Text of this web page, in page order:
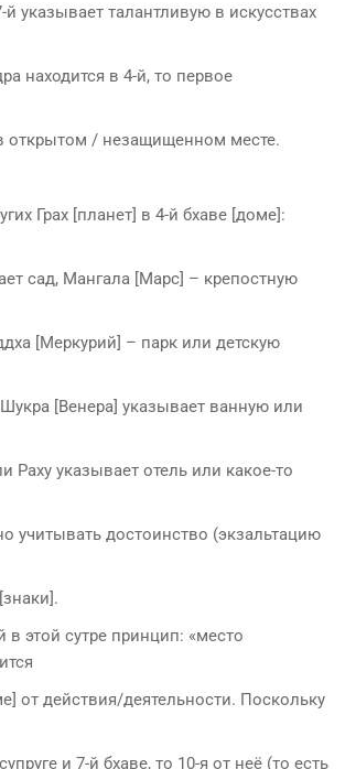
й указывает талантливую в искусствах
находится в 4-й, то первое
открытом / незащищенном месте.
Грах [планет] в 4-й бхаве [доме]:
сад, Мангала [Марс] – крепостную
[Меркурий] – парк или детскую
[Венера] указывает ванную или
Раху указывает отель или какое-то
учитывать достоинство (экзальтацию
этой сутре принцип: «место
от действия/деятельности. Поскольку
и 7-й бхаве, то 10-я от неё (то есть